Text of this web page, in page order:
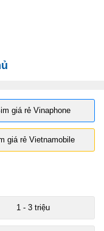
giá rẻ Vinaphone
giá rẻ Vietnamobile
1 - 3 triệu